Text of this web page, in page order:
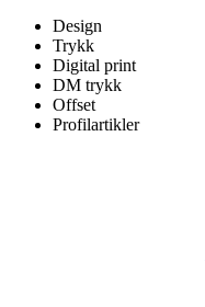
Design
Trykk
Digital print
DM trykk
Offset
Profilartikler